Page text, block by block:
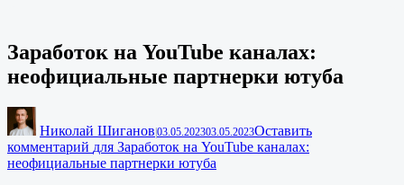
Заработок на YouTube каналах:
неофициальные партнерки ютуба
Николай Шиганов 03.05.202303.05.2023Оставить
комментарий для Заработок на YouTube каналах:
неофициальные партнерки ютуба